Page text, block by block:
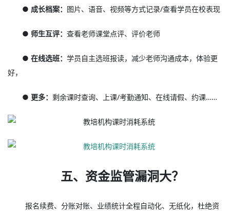
● 成长档案： 图片、语音、视频等方式记录/查看学员在校表现
● 师生互评：查看老师课堂点评、评价老师
● 在线选班：学员自主选班报读，减少老师沟通成本，体验更
好，
● 更多：剩余课时查询、上课/考勤通知、在线请假、约课……
五、资金监管漏洞大？
报名续费、分账对账、业绩统计全程自动化、无纸化，杜绝资